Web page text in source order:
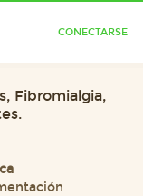
CONECTARSE
Fibromialgia,